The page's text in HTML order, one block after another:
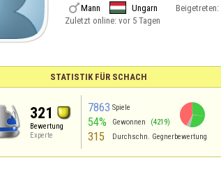
Mann Ungarn Beigetreten:
Zuletzt online: vor 5 Tagen
STATISTIK FÜR SCHACH
321
Bewertung
Experte
7863 Spiele
54% Gewonnen (4219)
315 Durchschn. Gegnerbewertung